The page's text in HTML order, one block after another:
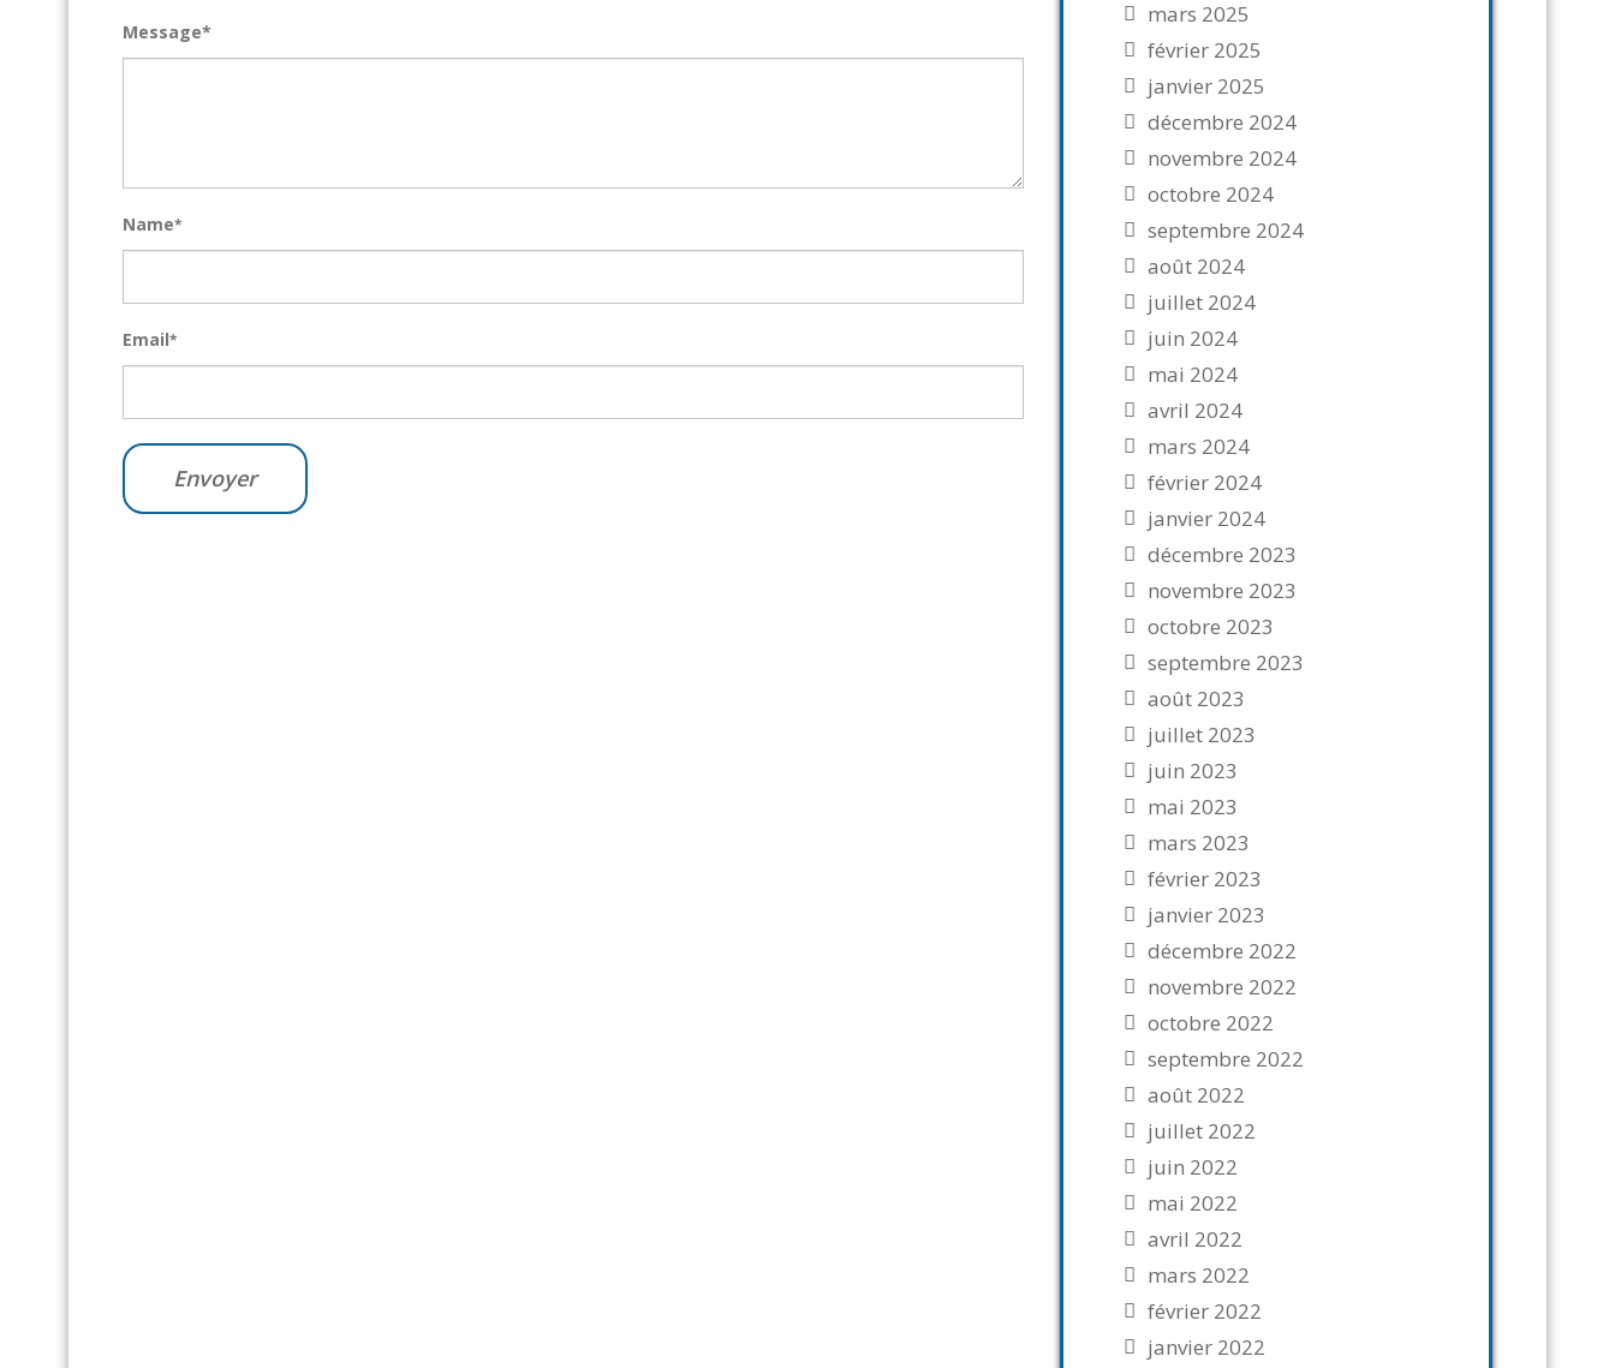
Message*
Name*
Email*
mars 2025
février 2025
janvier 2025
décembre 2024
novembre 2024
octobre 2024
septembre 2024
août 2024
juillet 2024
juin 2024
mai 2024
avril 2024
mars 2024
février 2024
janvier 2024
décembre 2023
novembre 2023
octobre 2023
septembre 2023
août 2023
juillet 2023
juin 2023
mai 2023
mars 2023
février 2023
janvier 2023
décembre 2022
novembre 2022
octobre 2022
septembre 2022
août 2022
juillet 2022
juin 2022
mai 2022
avril 2022
mars 2022
février 2022
janvier 2022